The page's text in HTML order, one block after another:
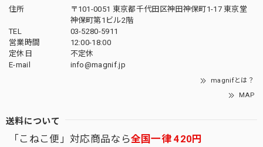
住所
〒101-0051 東京都千代田区神田神保町1-17 東京堂
神保町第1ビル2階
TEL
03-5280-5911
営業時間
12:00-18:00
定休日
不定休
E-mail
info@magnif.jp
magnifとは？
MAP
送料について
「こねこ便」対応商品なら全国一律 420円